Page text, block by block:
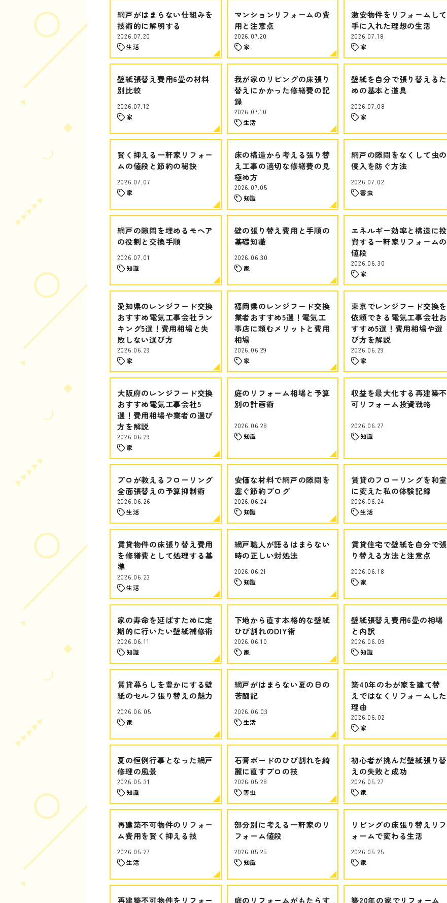
網戸がはまらない仕組みを
技術的に解明する
2026.07.20
生活
マンションリフォームの費
用と注意点
2026.07.20
家
激安物件をリフォームして
手に入れた理想の生活
2026.07.18
家
壁紙張替え費用6畳の材料
別比較
2026.07.12
家
我が家のリビングの床張り
替えにかかった修繕費の記
録
2026.07.10
生活
壁紙を自分で張り替えるた
めの基本と道具
2026.07.08
家
賢く抑える一軒家リフォー
ムの値段と節約の秘訣
2026.07.07
家
床の構造から考える張り替
え工事の適切な修繕費の見
極め方
2026.07.05
知識
網戸の隙間をなくして虫の
侵入を防ぐ方法
2026.07.02
害虫
網戸の隙間を埋めるモヘア
の役割と交換手順
2026.07.01
知識
壁の張り替え費用と手順の
基礎知識
2026.06.30
家
エネルギー効率と構造に投
資する一軒家リフォームの
値段
2026.06.30
家
愛知県のレンジフード交換
おすすめ電気工事会社ラン
キング5選！費用相場と失
敗しない選び方
2026.06.29
家
福岡県のレンジフード交換
業者おすすめ5選！電気工
事店に頼むメリットと費用
相場
2026.06.29
家
東京でレンジフード交換を
依頼できる電気工事会社お
すすめ5選！費用相場や選
び方を解説
2026.06.29
家
大阪府のレンジフード交換
おすすめ電気工事会社5
選！費用相場や業者の選び
方を解説
2026.06.29
家
庭のリフォーム相場と予算
別の計画術
2026.06.28
知識
収益を最大化する再建築不
可リフォーム投資戦略
2026.06.27
知識
プロが教えるフローリング
全面張替えの予算抑制術
2026.06.26
生活
安価な材料で網戸の隙間を
塞ぐ節約ブログ
2026.06.24
知識
賃貸のフローリングを和室
に変えた私の体験記録
2026.06.24
生活
賃貸物件の床張り替え費用
を修繕費として処理する基
準
2026.06.23
生活
網戸職人が語るはまらない
時の正しい対処法
2026.06.21
知識
賃貸住宅で壁紙を自分で張
り替える方法と注意点
2026.06.18
家
家の寿命を延ばすために定
期的に行いたい壁紙補修術
2026.06.11
知識
下地から直す本格的な壁紙
ひび割れのDIY術
2026.06.10
家
壁紙張替え費用6畳の相場
と内訳
2026.06.09
知識
賃貸暮らしを豊かにする壁
紙のセルフ張り替えの魅力
2026.06.05
家
網戸がはまらない夏の日の
苦闘記
2026.06.03
生活
築40年のわが家を建て替
えではなくリフォームした
理由
2026.06.02
家
夏の恒例行事となった網戸
修理の風景
2026.05.31
知識
石膏ボードのひび割れを綺
麗に直すプロの技
2026.05.28
害虫
初心者が挑んだ壁紙張り替
えの失敗と成功
2026.05.27
家
再建築不可物件のリフォー
ム費用を賢く抑える技
2026.05.27
生活
部分別に考える一軒家のリ
フォーム値段
2026.05.25
知識
リビングの床張り替えリフ
ォームで変わる生活
2026.05.25
家
再建築不可物件をリフォー 庭のリフォームがもたらす 築20年の家でリフォーム